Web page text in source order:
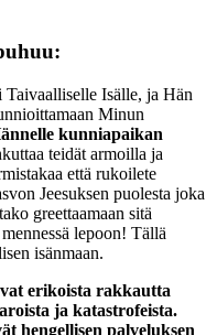
Isälle, ja Hän
Minun
kunniapaikan
teidät armoilla ja
että rukoilete
Jeesuksen puolesta joka
greettaamaan sitä
lepoon! Tällä
isänmaan.
erikoista rakkautta
ja katastrofeista.
hengellisen palveluksen